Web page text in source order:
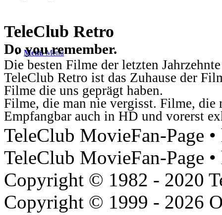
Menü Menü
TeleClub Retro
Do you remember.
Die besten Filme der letzten
TeleClub Retro ist das Zuhause der
Filme die uns geprägt haben.
Filme, die man nie vergisst. Filme, die
Empfangbar auch in HD und vorerst
TeleClub MovieFan-Page
TeleClub MovieFan-Page
Copyright © 1982 - 2020
Copyright © 1999 - 2026